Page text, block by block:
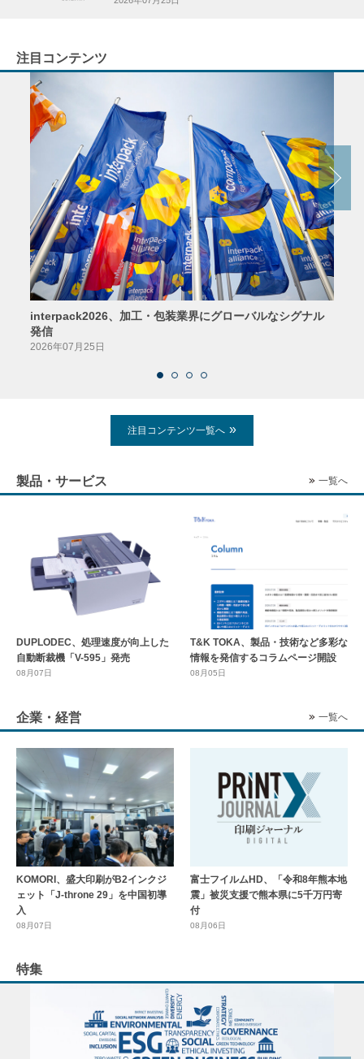
注目コンテンツ
interpack2026、加工・包装業界にグローバルなシグナル
発信
2026年07月25日
注目コンテンツ一覧へ
製品・サービス 一覧へ
DUPLODEC、処理速度が向上した
自動断裁機「V-595」発売
08月07日
T&K TOKA、製品・技術など多彩な
情報を発信するコラムページ開設
08月05日
企業・経営 一覧へ
KOMORI、盛大印刷がB2インクジ
ェット「J-throne 29」を中国初導
入
08月07日
富士フイルムHD、「令和8年熊本地
震」被災支援で熊本県に5千万円寄
付
08月06日
特集